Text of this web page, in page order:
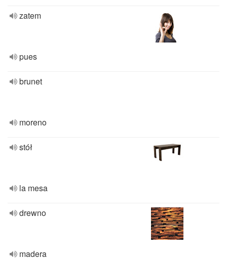
zatem
pues
brunet
moreno
stół
la mesa
drewno
madera